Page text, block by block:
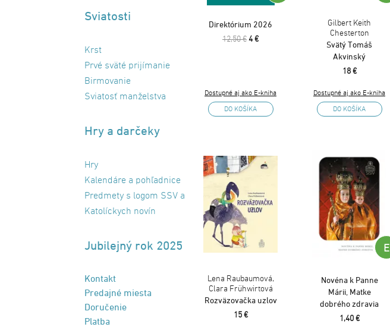
Direktórium 2026
12,50 €4 €
DO KOŠÍKA
Dostupné aj ako E-kniha
Gilbert Keith
Chesterton
Svätý Tomáš
Akvinský
18 €
DO KOŠÍKA
Dostupné aj ako E-kniha
Lena Raubaumová,
Clara Frühwirtová
Rozväzovačka uzlov
15 €
E
Novéna k Panne
Márii, Matke
dobrého zdravia
1,40 €
Sviatosti
Krst
Prvé sväté prijímanie
Birmovanie
Sviatosť manželstva
Hry a darčeky
Hry
Kalendáre a pohľadnice
Predmety s logom SSV a
Katolíckych novín
Jubilejný rok 2025
Kontakt
Predajné miesta
Doručenie
Platba